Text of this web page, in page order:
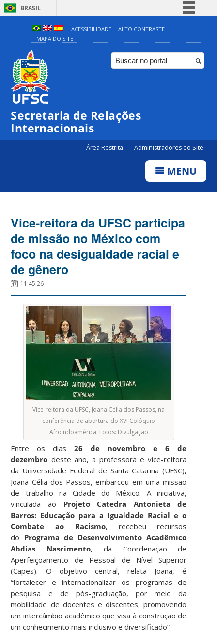
BRASIL
Simplifique!
Comunica BR
Participe
ACESSIBILIDADE
ALTO CONTRASTE
MAPA DO SITE
Secretaria de Relações
Internacionais
Área Restrita Administradores do Site
MENU
Vice-reitora da UFSC participa
de missão no México com
foco na desigualdade racial e
de gênero
11:45:26
Vice-reitora da UFSC, Joana Célia dos Passos, na
conferência de abertura do XVI Colóquio
Afroindoamérica. Fotos: Divulgação
Entre os dias26 de novembro e 6 de
dezembro deste ano, a professora e vice-reitora
da Universidade Federal de Santa Catarina (UFSC),
Joana Célia dos Passos, embarcou em uma missão
de trabalho na Cidade do México. A iniciativa,
vinculada ao Projeto Cátedra Antonieta de
Barros: Educação para a Igualdade Racial e o
Combate ao Racismo, recebeu recursos
do Programa de Desenvolvimento Acadêmico
Abdias Nascimento, da Coordenação de
Aperfeiçoamento de Pessoal de Nível Superior
(Capes). O objetivo central, relata Joana, é
“fortalecer e internacionalizar os programas de
pesquisa e de pós-graduação, por meio da
mobilidade de docentes e discentes, promovendo
um intercâmbio acadêmico que visa à construção de
um conhecimento mais inclusivo e diversificado”.